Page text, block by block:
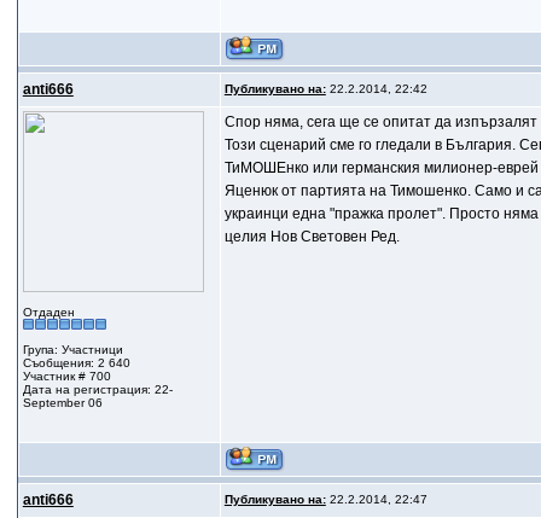
anti666 Публикувано на:22.2.2014, 22:42
Отдаден
Група: Участници
Съобщения: 2 640
Участник # 700
Дата на регистрация: 22-
September 06
Спор няма, сега ще се опитат да
Този сценарий сме го гледали в България.
ТиМОШЕнко или германския милионер-еврей
Яценюк от партията на Тимошенко. Само и
украинци една "пражка пролет". Просто
целия Нов Световен Ред.
anti666 Публикувано на:22.2.2014, 22:47